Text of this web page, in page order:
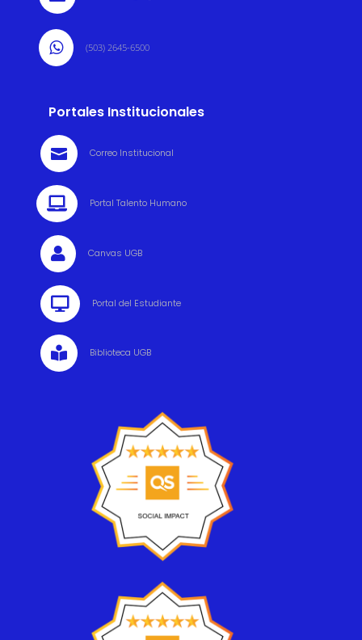
 (503) 2645-6500
Portales Institucionales
 Correo Institucional
 Portal Talento Humano
 Canvas UGB
 Portal del Estudiante
 Biblioteca UGB